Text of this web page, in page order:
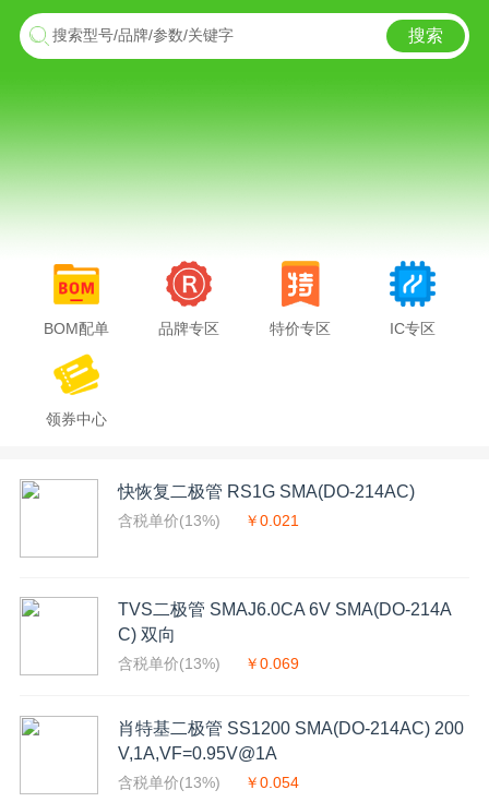
搜索型号/品牌/参数/关键字 搜索
BOM配单 品牌专区 特价专区 IC专区
领券中心
快恢复二极管 RS1G SMA(DO-214AC)
含税单价(13%) ￥0.021
TVS二极管 SMAJ6.0CA 6V SMA(DO-214A
C) 双向
含税单价(13%) ￥0.069
肖特基二极管 SS1200 SMA(DO-214AC) 200
V,1A,VF=0.95V@1A
含税单价(13%) ￥0.054